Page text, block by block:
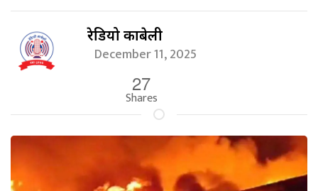
रेडियो काबेली
December 11, 2025
27
Shares